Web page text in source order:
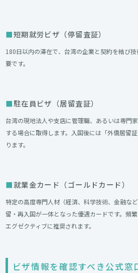
短期就労ビザ（停留査証）
180日以内の滞在で、台湾の企業と契約を結び
要です。
駐在員ビザ（居留査証）
台湾の現地法人や支店に管理職、あるいは専門
する場合に取得します。入国後には「外僑居留
ります。
就業金カード（ゴールドカード）
特定の高度専門人材（経済、科学技術、金融な
留・再入国が一体となった優遇カードです。頻
エグゼクティブに推奨されます。
ビザ情報を確認すべき公式窓